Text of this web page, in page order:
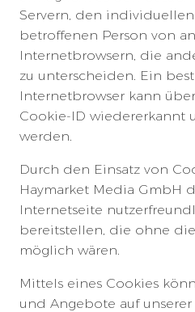
Servern, den
betroffenen Person von
Internetbrowsern, die
zu unterscheiden. Ein
Internetbrowser kann
Cookie-ID wiedererkannt
werden.
Durch den Einsatz von
Haymarket Media GmbH
Internetseite
bereitstellen, die ohne
möglich wären.
Mittels eines Cookies
und Angebote auf